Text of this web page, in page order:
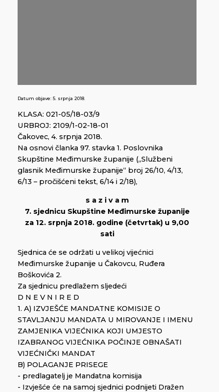
Datum objave: 5. srpnja 2018.
KLASA: 021-05/18-03/9
URBROJ: 2109/1-02-18-01
Čakovec, 4. srpnja 2018.
Na osnovi članka 97. stavka 1. Poslovnika
Skupštine Međimurske županije („Službeni
glasnik Međimurske županije“ broj 26/10, 4/13,
6/13 – pročišćeni tekst, 6/14 i 2/18),
s a z i v a m
7. sjednicu Skupštine Međimurske županije
za 12. srpnja 2018. godine (četvrtak) u 9,00
sati
Sjednica će se održati u velikoj vijećnici
Međimurske županije u Čakovcu, Ruđera
Boškovića 2.
Za sjednicu predlažem sljedeći
D N E V N I R E D
1. A) IZVJEŠĆE MANDATNE KOMISIJE O
STAVLJANJU MANDATA U MIROVANJE I IMENU
ZAMJENIKA VIJEĆNIKA KOJI UMJESTO
IZABRANOG VIJEĆNIKA POČINJE OBNAŠATI
VIJEĆNIČKI MANDAT
B) POLAGANJE PRISEGE
- predlagatelj je Mandatna komisija
- Izvješće će na samoj sjednici podnijeti Dražen